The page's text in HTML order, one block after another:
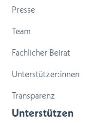
Presse
Team
Fachlicher Beirat
Unterstützer:innen
Transparenz
Unterstützen